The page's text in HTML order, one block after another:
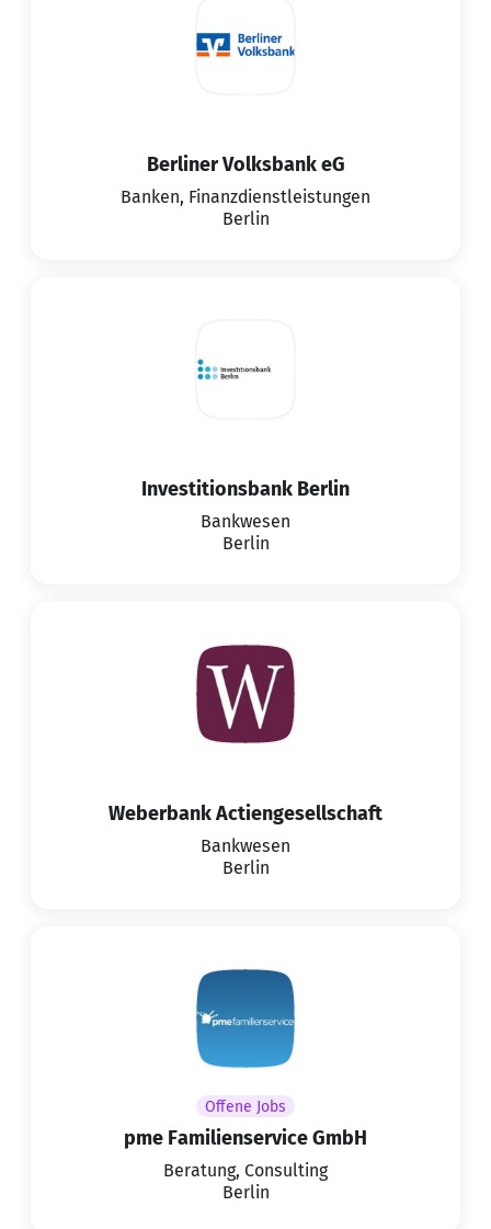
Berliner Volksbank eG
Banken, Finanzdienstleistungen
Berlin
Investitionsbank Berlin
Bankwesen
Berlin
Weberbank Actiengesellschaft
Bankwesen
Berlin
Offene Jobs
pme Familienservice GmbH
Beratung, Consulting
Berlin